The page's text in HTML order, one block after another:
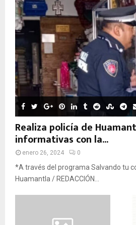
Realiza policía de
informativas con la...
enero 26, 2024 0
*A través del programa Salvando tu
Huamantla / REDACCIÓN...